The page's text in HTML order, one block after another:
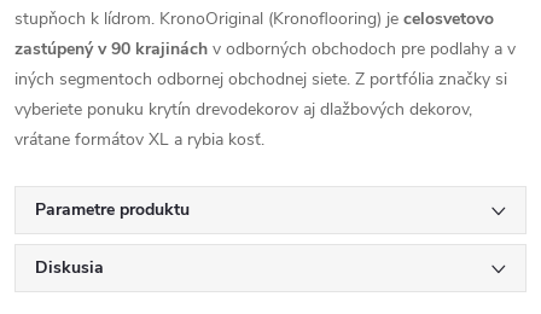
stupňoch k lídrom. KronoOriginal (Kronoflooring) je celosvetovo
zastúpený v 90 krajinách v odborných obchodoch pre podlahy a v
iných segmentoch odbornej obchodnej siete. Z portfólia značky si
vyberiete ponuku krytín drevodekorov aj dlažbových dekorov,
vrátane formátov XL a rybia kosť.
Parametre produktu
Diskusia